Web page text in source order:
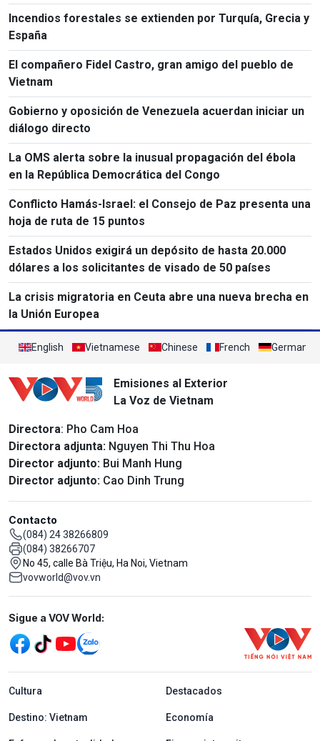
Incendios forestales se extienden por Turquía, Grecia y
España
El compañero Fidel Castro, gran amigo del pueblo de
Vietnam
Gobierno y oposición de Venezuela acuerdan iniciar un
diálogo directo
La OMS alerta sobre la inusual propagación del ébola
en la República Democrática del Congo
Conflicto Hamás-Israel: el Consejo de Paz presenta una
hoja de ruta de 15 puntos
Estados Unidos exigirá un depósito de hasta 20.000
dólares a los solicitantes de visado de 50 países
La crisis migratoria en Ceuta abre una nueva brecha en
la Unión Europea
English Vietnamese Chinese French German
Emisiones al Exterior
La Voz de Vietnam
Directora: Pho Cam Hoa
Directora adjunta: Nguyen Thi Thu Hoa
Director adjunto: Bui Manh Hung
Director adjunto: Cao Dinh Trung
Contacto
(084) 24 38266809
(084) 38266707
No 45, calle Bà Triệu, Ha Noi, Vietnam
vovworld@vov.vn
Mạng xã hội
Sigue a VOV World:
menu footer tiếng Tây ban nha
Cultura Destacados
Destino: Vietnam Economía